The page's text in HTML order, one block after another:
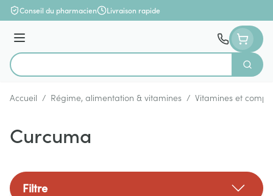
Aller au contenu
Conseil du pharmacien Livraison rapide
Menu
Rechercher
Accueil / Régime, alimentation & vitamines / Vitamines et
Curcuma
Filtre